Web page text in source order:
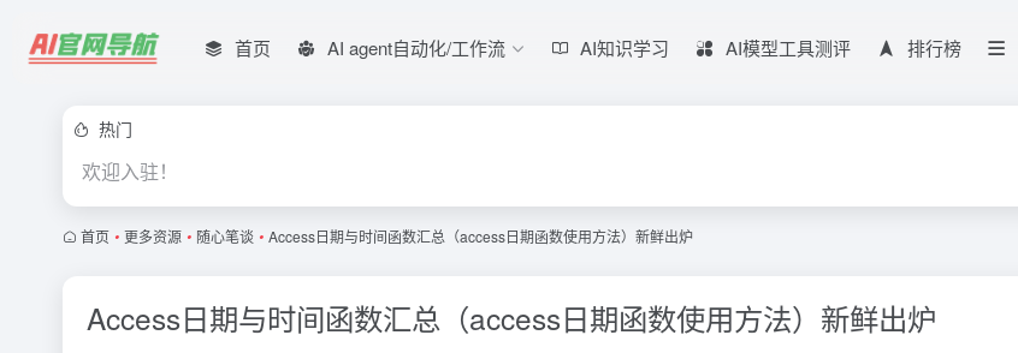
首页 AI agent自动化/工作流 AI知识学习 AI模型工具测评 排行榜
热门
欢迎入驻！
首页 • 更多资源 • 随心笔谈 • Access日期与时间函数汇总（access日期函数使用方法）新鲜出炉
Access日期与时间函数汇总（access日期函数使用方法）新鲜出炉